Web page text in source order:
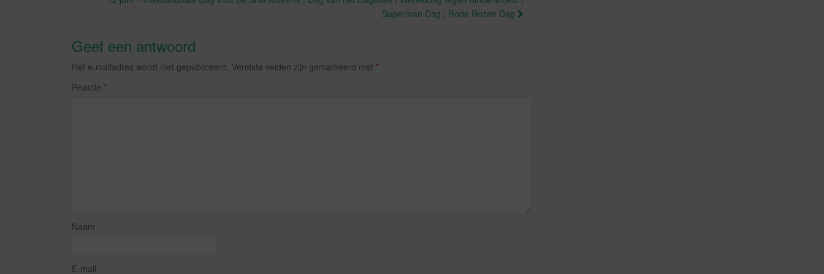
Superman Dag | Rode Rozen Dag
Geef een antwoord
Het e-mailadres wordt niet gepubliceerd. Vereiste velden zijn gemarkeerd met *
Reactie *
Naam
E-mail